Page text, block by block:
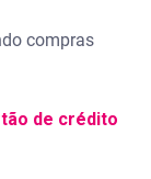
compras
de crédito